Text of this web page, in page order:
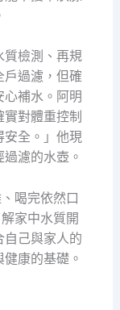
質檢測、再規
戶過濾，但確
補水。阿明
對體重控制
安全。」他現
濾的水壺。
喝完依然口
家中水質開
自己與家人的
康的基礎。